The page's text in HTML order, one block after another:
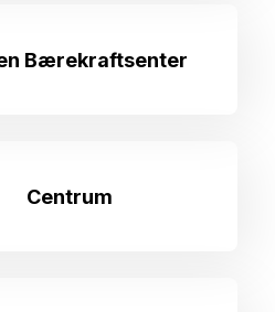
Bærekraftsenter
Centrum